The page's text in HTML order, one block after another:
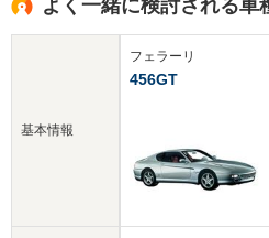
よく一緒に検討される車
基本情報
フェラーリ
456GT